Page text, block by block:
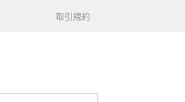
取引規約